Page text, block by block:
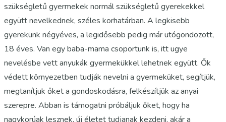
szükségletű gyermekek normál szükségletű gyerekekkel
együtt nevelkednek, széles korhatárban. A legkisebb
gyerekünk négyéves, a legidősebb pedig már utógondozott,
18 éves. Van egy baba-mama csoportunk is, itt ugye
nevelésbe vett anyukák gyermekükkel lehetnek együtt. Ők
védett környezetben tudják nevelni a gyermeküket, segítjük,
megtanítjuk őket a gondoskodásra, felkészítjük az anyai
szerepre. Abban is támogatni próbáljuk őket, hogy ha
nagykorúak lesznek, új életet tudjanak kezdeni, akár a